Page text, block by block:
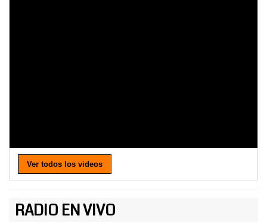
Ver todos los videos
RADIO EN VIVO